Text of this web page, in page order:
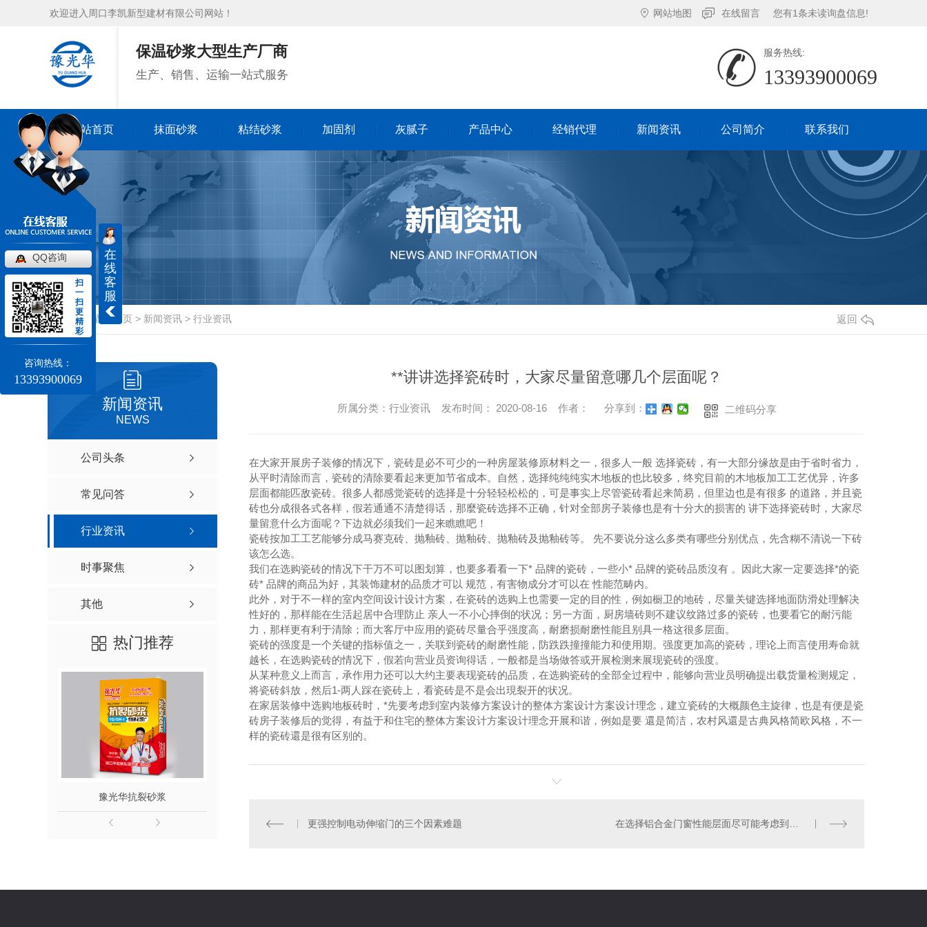
欢迎进入周口李凯新型建材有限公司网站！ 网站地图 在线留言 您有1条未读询盘信息!
保温砂浆大型生产厂商
生产、销售、运输一站式服务
服务热线:
13393900069
网站首页
网站首页 抹面砂浆 粘结砂浆 加固剂 灰腻子 产品中心 经销代理 新闻资讯
公司简介
公司简介
联系我们
联系我们
当前位置：首页 > 新闻资讯 > 行业资讯 返回
新闻资讯
NEWS
公司头条
常见问答
行业资讯
时事聚焦
其他
热门推荐
豫光华抗裂砂浆
**讲讲选择瓷砖时，大家尽量留意哪几个层面呢？
所属分类：行业资讯 发布时间： 2020-08-16 作者： 分享到： 二维码分享
在大家开展房子装修的情况下，瓷砖是必不可少的一种房屋装修原材料之一，很多人一般 选择瓷砖，有一大部分缘故是由于省时省力，
从平时清除而言，瓷砖的清除要看起来更加节省成本。自然，选择纯纯纯实木地板的也比较多，终究目前的木地板加工工艺优异，许多
层面都能匹敌瓷砖。很多人都感觉瓷砖的选择是十分轻轻松松的，可是事实上尽管瓷砖看起来简易，但里边也是有很多 的道路，并且瓷
砖也分成很各式各样，假若通通不清楚得话，那麼瓷砖选择不正确，针对全部房子装修也是有十分大的损害的 讲下选择瓷砖时，大家尽
量留意什么方面呢？下边就必须我们一起来瞧瞧吧！
瓷砖按加工工艺能够分成马赛克砖、抛釉砖、抛釉砖、抛釉砖及抛釉砖等。 先不要说分这么多类有哪些分别优点，先含糊不清说一下砖
该怎么选。
我们在选购瓷砖的情况下干万不可以图划算，也要多看看一下* 品牌的瓷砖，一些小* 品牌的瓷砖品质沒有 。因此大家一定要选择*的瓷
砖* 品牌的商品为好，其装饰建材的品质才可以 规范，有害物成分才可以在 性能范畴内。
此外，对于不一样的室内空间设计设计方案，在瓷砖的选购上也需要一定的目的性，例如橱卫的地砖，尽量关键选择地面防滑处理解决
性好的，那样能在生活起居中合理防止 亲人一不小心摔倒的状况；另一方面，厨房墙砖则不建议纹路过多的瓷砖，也要看它的耐污能
力，那样更有利于清除；而大客厅中应用的瓷砖尽量合乎强度高，耐磨损耐磨性能且别具一格这很多层面。
瓷砖的强度是一个关键的指标值之一，关联到瓷砖的耐磨性能，防跌跌撞撞能力和使用期。强度更加高的瓷砖，理论上而言使用寿命就
越长，在选购瓷砖的情况下，假若向营业员资询得话，一般都是当场做答或开展检测来展现瓷砖的强度。
从某种意义上而言，承作用力还可以大约主要表现瓷砖的品质，在选购瓷砖的全部全过程中，能够向营业员明确提出载货量检测规定，
将瓷砖斜放，然后1-两人踩在瓷砖上，看瓷砖是不是会出現裂开的状况。
在家居装修中选购地板砖时，*先要考虑到室内装修方案设计的整体方案设计方案设计理念，建立瓷砖的大概颜色主旋律，也是有便是瓷
砖房子装修后的觉得，有益于和住宅的整体方案设计方案设计理念开展和谐，例如是要 還是简洁，农村风還是古典风格简欧风格，不一
样的瓷砖還是很有区别的。
更强控制电动伸缩门的三个因素难题 在选择铝合金门窗性能层面尽可能考虑到的因素
在
线
客
服
QQ咨询
扫
一
扫
更
精
彩
咨询热线：
13393900069